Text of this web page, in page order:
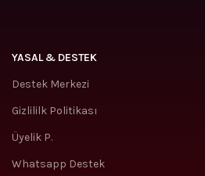
YASAL & DESTEK
Destek Merkezi
Gizlililk Politikası
Üyelik P.
Whatsapp Destek